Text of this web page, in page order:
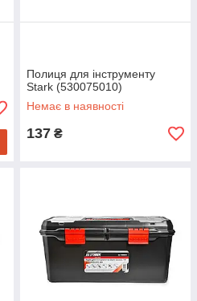
Полиця для інструменту
Stark (530075010)
Немає в наявності
137 ₴